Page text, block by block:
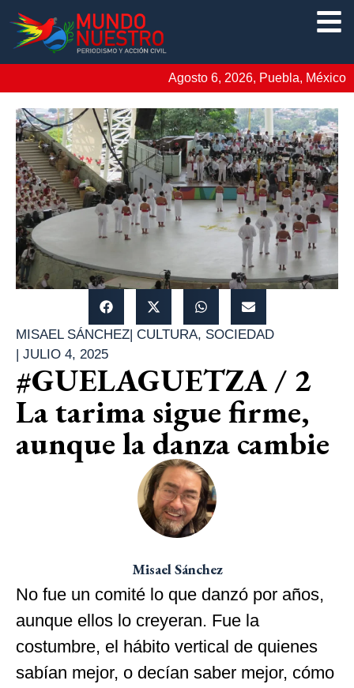
Agosto 6, 2026, Puebla, México
MISAEL SÁNCHEZ CULTURA, SOCIEDAD
JULIO 4, 2025
#GUELAGUETZA / 2
La tarima sigue firme,
aunque la danza cambie
Misael Sánchez
No fue un comité lo que danzó por años,
aunque ellos lo creyeran. Fue la
costumbre, el hábito vertical de quienes
sabían mejor, o decían saber mejor, cómo